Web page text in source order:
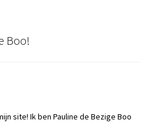
Boo!
site! Ik ben Pauline de Bezige Boo